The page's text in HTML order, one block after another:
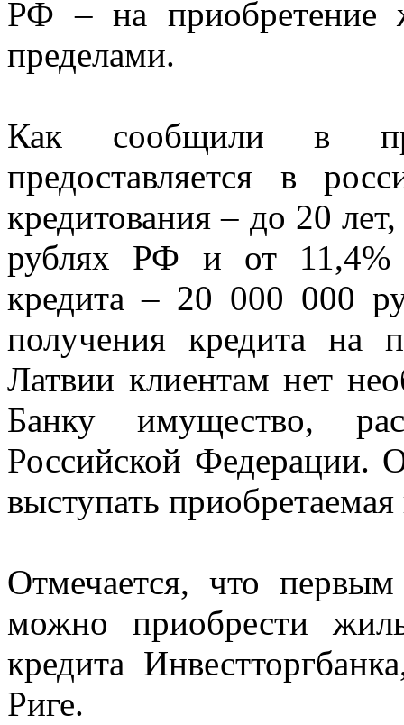
РФ – на
пределами.
Как сообщили в
предоставляется в
кредитования – до 20
рублях РФ и от 11,4%
кредита – 20 000 000
получения кредита на
Латвии клиентам нет
Банку имущество,
Российской Федерации.
выступать
Отмечается, что
можно приобрести
кредита
Риге.